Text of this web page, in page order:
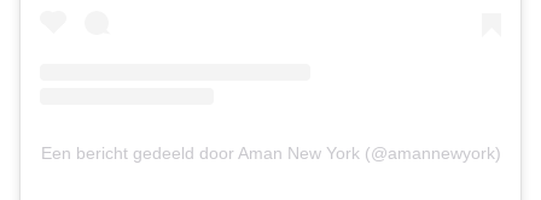
Een bericht gedeeld door Aman New York (@amannewyork)